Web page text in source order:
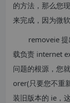
的方法，那么您
来完成，因为微
removeie
载负责 internet
问题的根源，您
orer(只要您不重
装旧版本的 ie，